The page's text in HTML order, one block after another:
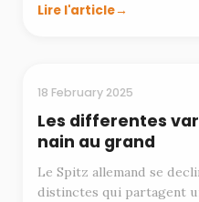
Lire l'article
RACES
18 February 2025
Les differentes
nain au grand
Le Spitz allemand se
distinctes qui partagent